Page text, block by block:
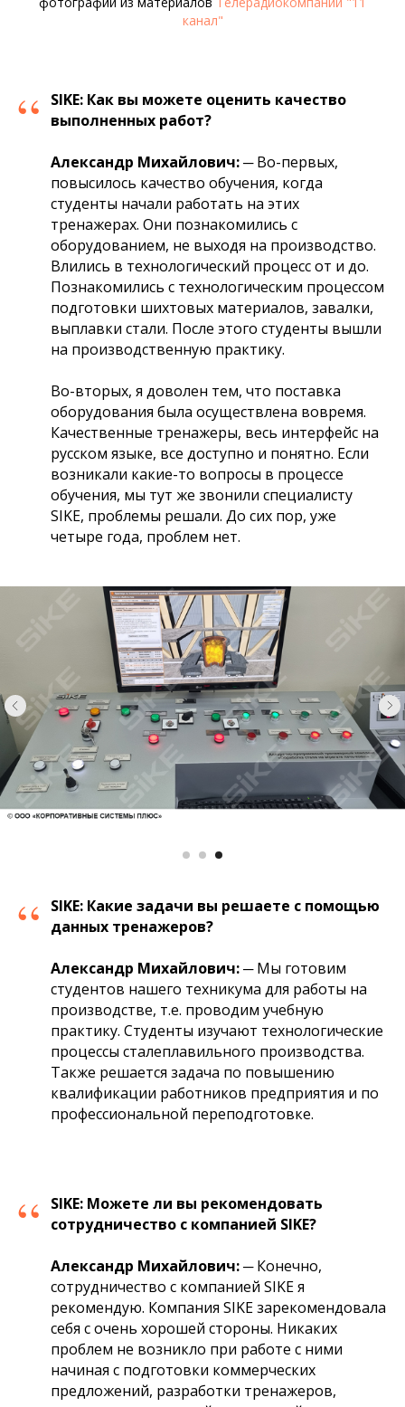
канал"
“ SIKE: Как вы можете оценить качество
выполненных работ?
Александр Михайлович:─Во-первых,
повысилось качество обучения, когда
студенты начали работать на этих
тренажерах. Они познакомились с
оборудованием, не выходя на производство.
Влились в технологический процесс от и до.
Познакомились с технологическим процессом
подготовки шихтовых материалов, завалки,
выплавки стали. После этого студенты вышли
на производственную практику.
Во-вторых, я доволен тем, что поставка
оборудования была осуществлена вовремя.
Качественные тренажеры, весь интерфейс на
русском языке, все доступно и понятно. Если
возникали какие-то вопросы в процессе
обучения, мы тут же звонили специалисту
SIKE, проблемы решали. До сих пор, уже
четыре года, проблем нет.
“ SIKE: Какие задачи вы решаете с помощью
данных тренажеров?
Александр Михайлович:─Мы готовим
студентов нашего техникума для работы на
производстве, т.е. проводим учебную
практику. Студенты изучают технологические
процессы сталеплавильного производства.
Также решается задача по повышению
квалификации работников предприятия и по
профессиональной переподготовке.
“ SIKE: Можете ли вы рекомендовать
сотрудничество с компанией SIKE?
Александр Михайлович:─Конечно,
сотрудничество с компанией SIKE я
рекомендую. Компания SIKE зарекомендовала
себя с очень хорошей стороны. Никаких
проблем не возникло при работе с ними
начиная с подготовки коммерческих
предложений, разработки тренажеров,